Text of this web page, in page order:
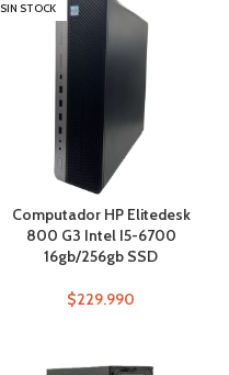
SIN STOCK
Computador HP Elitedesk
800 G3 Intel I5-6700
16gb/256gb SSD
$229.990